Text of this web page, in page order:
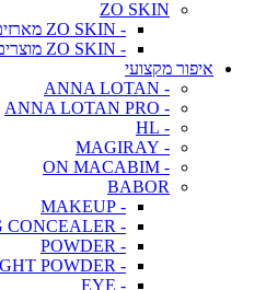
ZO SKIN
- ZO SKIN מארזים
- ZO SKIN מוצרים
איפור מקצועי
- ANNA LOTAN
- ANNA LOTAN PRO
- HL
- MAGIRAY
- ON MACABIM
BABOR
- MAKEUP
- 3D FIRMING CONCEALER
- POWDER
- BLUSH & HIGHLIGHT POWDER
- EYE